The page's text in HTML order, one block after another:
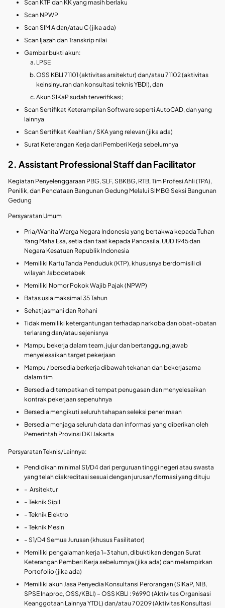
Scan KTP dan KK yang masih berlaku
Scan NPWP
Scan SIM A dan/atau C (jika ada)
Scan Ijazah dan Transkrip nilai
Gambar bukti akun:
LPSE
OSS KBLI 71101 (aktivitas arsitektur) dan/atau 71102 (aktivitas
keinsinyuran dan konsultasi teknis YBDI), dan
Akun SIKaP sudah terverifikasi;
Scan Sertifikat Keterampilan Software seperti AutoCAD, dan yang
lainnya
Scan Sertifikat Keahlian / SKA yang relevan (jika ada)
Surat Keterangan Kerja dari Pemberi Kerja sebelumnya
2. Assistant Professional Staff dan Facilitator
Kegiatan Penyelenggaraan PBG, SLF, SBKBG, RTB, Tim Profesi Ahli (TPA),
Penilik, dan Pendataan Bangunan Gedung Melalui SIMBG Seksi Bangunan
Gedung
Persyaratan Umum
Pria/Wanita Warga Negara Indonesia yang bertakwa kepada Tuhan
Yang Maha Esa, setia dan taat kepada Pancasila, UUD 1945 dan
Negara Kesatuan Republik Indonesia
Memiliki Kartu Tanda Penduduk (KTP), khususnya berdomisili di
wilayah Jabodetabek
Memiliki Nomor Pokok Wajib Pajak (NPWP)
Batas usia maksimal 35 Tahun
Sehat jasmani dan Rohani
Tidak memiliki ketergantungan terhadap narkoba dan obat-obatan
terlarang dan/atau sejenisnya
Mampu bekerja dalam team, jujur dan bertanggung jawab
menyelesaikan target pekerjaan
Mampu / bersedia berkerja dibawah tekanan dan bekerjasama
dalam tim
Bersedia ditempatkan di tempat penugasan dan menyelesaikan
kontrak pekerjaan sepenuhnya
Bersedia mengikuti seluruh tahapan seleksi penerimaan
Bersedia menjaga seluruh data dan informasi yang diberikan oleh
Pemerintah Provinsi DKI Jakarta
Persyaratan Teknis/Lainnya:
Pendidikan minimal S1/D4 dari perguruan tinggi negeri atau swasta
yang telah diakreditasi sesuai dengan jurusan/formasi yang dituju
– Arsitektur
– Teknik Sipil
– Teknik Elektro
– Teknik Mesin
– S1/D4 Semua Jurusan (khusus Fasilitator)
Memiliki pengalaman kerja 1-3 tahun, dibuktikan dengan Surat
Keterangan Pemberi Kerja sebelumnya (jika ada) dan melampirkan
Portofolio (jika ada)
Memiliki akun Jasa Penyedia Konsultansi Perorangan (SIKaP, NIB,
SPSE Inaproc, OSS/KBLI) – OSS KBLI : 96990 (Aktivitas Organisasi
Keanggotaan Lainnya YTDL) dan/atau 70209 (Aktivitas Konsultasi